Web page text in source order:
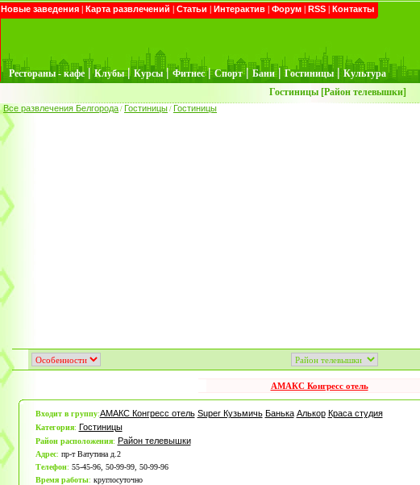
Новые заведения | Карта развлечений | Статьи | Интерактив | Форум | RSS | Контакты
Рестораны - кафе | Клубы | Курсы | Фитнес | Спорт | Бани | Гостиницы | Культура
Гостиницы [Район телевышки]
Все развлечения Белгорода / Гостиницы / Гостиницы
АМАКС Конгресс отель
Входит в группу:АМАКС Конгресс отель Super Кузьмичь Банька Алькор Краса студия
Категория: Гостиницы
Район расположения: Район телевышки
Адрес: пр-т Ватутина д.2
Телефон: 55-45-96, 50-99-99, 50-99-96
Время работы: круглосуточно